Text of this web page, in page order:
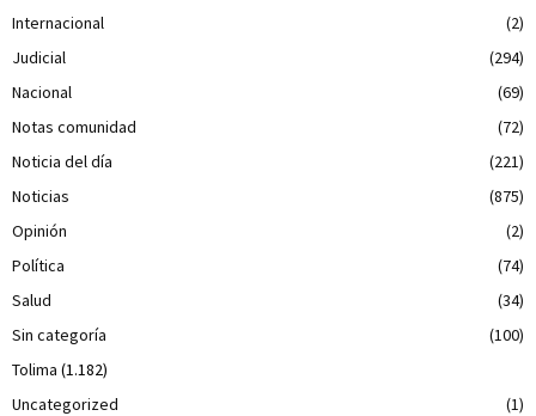
Internacional
(2)
Judicial
(294)
Nacional
(69)
Notas comunidad
(72)
Noticia del día
(221)
Noticias
(875)
Opinión
(2)
Política
(74)
Salud
(34)
Sin categoría
(100)
Tolima (1.182)
Uncategorized
(1)